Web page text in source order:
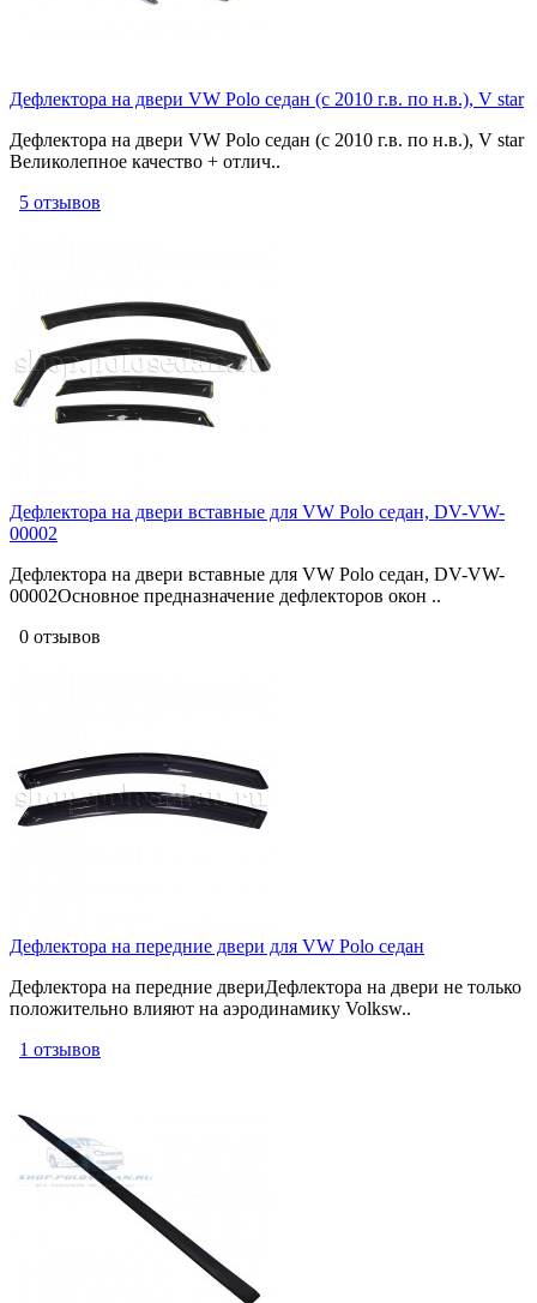
Дефлектора на двери VW Polo седан (c 2010 г.в. по н.в.), V star
Дефлектора на двери VW Polo седан (c 2010 г.в. по н.в.), V star
Великолепное качество + отлич..
5 отзывов
Дефлектора на двери вставные для VW Polo седан, DV-VW-
00002
Дефлектора на двери вставные для VW Polo седан, DV-VW-
00002Основное предназначение дефлекторов окон ..
0 отзывов
Дефлектора на передние двери для VW Polo седан
Дефлектора на передние двериДефлектора на двери не только
положительно влияют на аэродинамику Volksw..
1 отзывов